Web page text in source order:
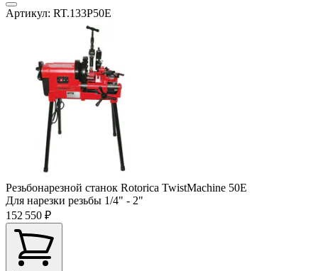
Артикул: RT.133P50E
Резьбонарезной станок Rotorica TwistMachine 50E
Для нарезки резьбы 1/4" - 2"
152 550 ₽